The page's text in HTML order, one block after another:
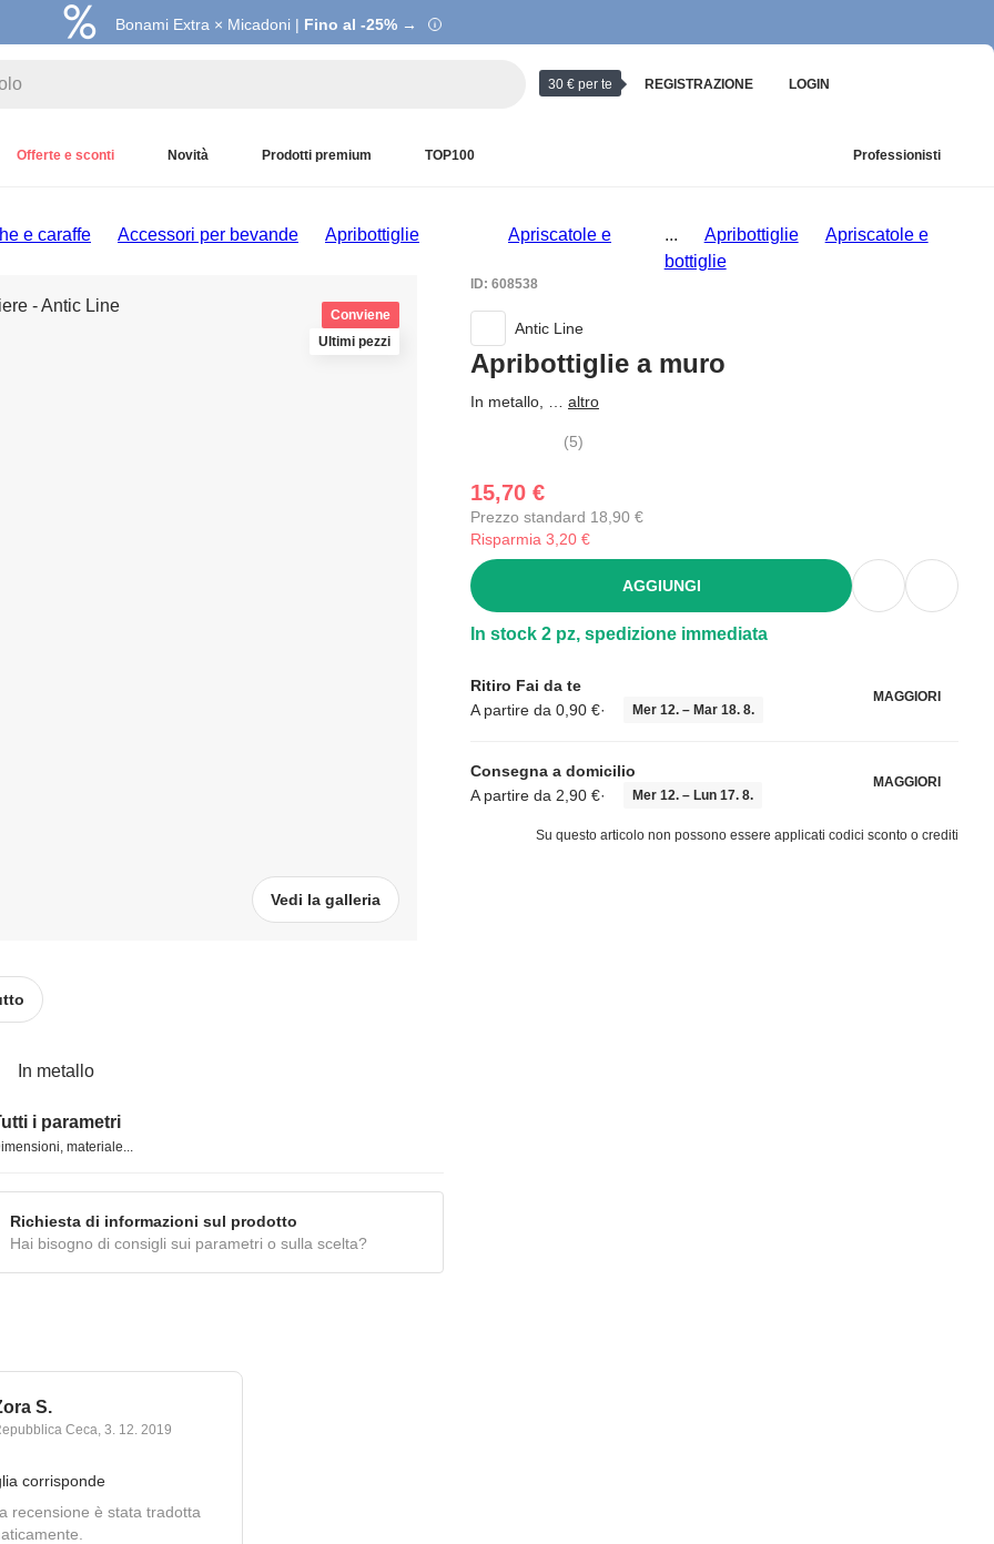
Bonami Extra × Micadoni | Fino al -25% →
30 € per te REGISTRAZIONE LOGIN
Offerte e sconti Novità Prodotti premium TOP100 Professionisti
e caraffe Accessori per bevande Apribottiglie
Apriscatole e
... Apribottiglie
Apriscatole e
bottiglie
Vedi la galleria
Conviene
Ultimi pezzi
ID: 608538
Antic Line
Apribottiglie a muro
In metallo altro
(5)
15,70 €
Prezzo standard 18,90 €
Risparmia 3,20 €
AGGIUNGI
In stock 2 pz, spedizione immediata
Ritiro Fai da te
A partire da 0,90 €· Mer 12. – Mar 18. 8.
MAGGIORI
Consegna a domicilio
A partire da 2,90 €· Mer 12. – Lun 17. 8.
MAGGIORI
Su questo articolo non possono essere applicati codici sconto o crediti
In metallo
i parametri
materiale...
Richiesta di informazioni sul prodotto
Hai bisogno di consigli sui parametri o sulla scelta?
S.
Ceca, 3. 12. 2019
corrisponde
recensione è stata tradotta